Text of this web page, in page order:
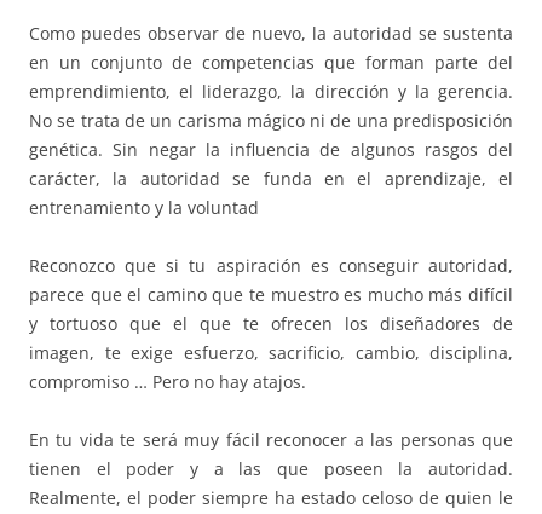
Como puedes observar de nuevo, la autoridad se sustenta
en un conjunto de competencias que forman parte del
emprendimiento, el liderazgo, la dirección y la gerencia.
No se trata de un carisma mágico ni de una predisposición
genética. Sin negar la influencia de algunos rasgos del
carácter, la autoridad se funda en el aprendizaje, el
entrenamiento y la voluntad
Reconozco que si tu aspiración es conseguir autoridad,
parece que el camino que te muestro es mucho más difícil
y tortuoso que el que te ofrecen los diseñadores de
imagen, te exige esfuerzo, sacrificio, cambio, disciplina,
compromiso … Pero no hay atajos.
En tu vida te será muy fácil reconocer a las personas que
tienen el poder y a las que poseen la autoridad.
Realmente, el poder siempre ha estado celoso de quien le